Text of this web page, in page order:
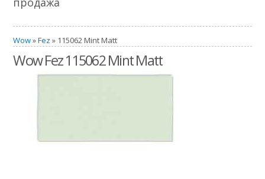
Wow»Fez » 115062 Mint Matt
Wow Fez 115062 Mint Matt